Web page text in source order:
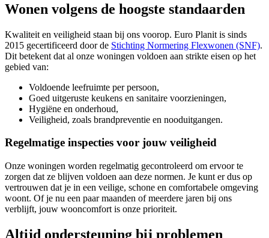
Wonen volgens de hoogste standaarden
Kwaliteit en veiligheid staan bij ons voorop. Euro Planit is sinds
2015 gecertificeerd door de Stichting Normering Flexwonen (SNF).
Dit betekent dat al onze woningen voldoen aan strikte eisen op het
gebied van:
Voldoende leefruimte per persoon,
Goed uitgeruste keukens en sanitaire voorzieningen,
Hygiëne en onderhoud,
Veiligheid, zoals brandpreventie en nooduitgangen.
Regelmatige inspecties voor jouw veiligheid
Onze woningen worden regelmatig gecontroleerd om ervoor te
zorgen dat ze blijven voldoen aan deze normen. Je kunt er dus op
vertrouwen dat je in een veilige, schone en comfortabele omgeving
woont. Of je nu een paar maanden of meerdere jaren bij ons
verblijft, jouw wooncomfort is onze prioriteit.
Altijd ondersteuning bij problemen